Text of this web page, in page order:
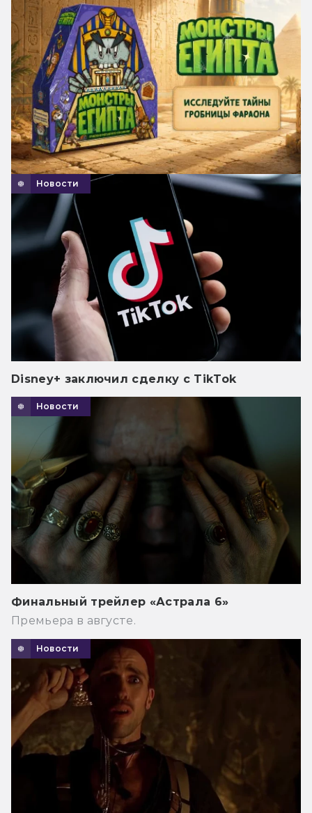
Новости
Disney+ заключил сделку с TikTok
Новости
Финальный трейлер «Астрала 6»
Премьера в августе.
Новости